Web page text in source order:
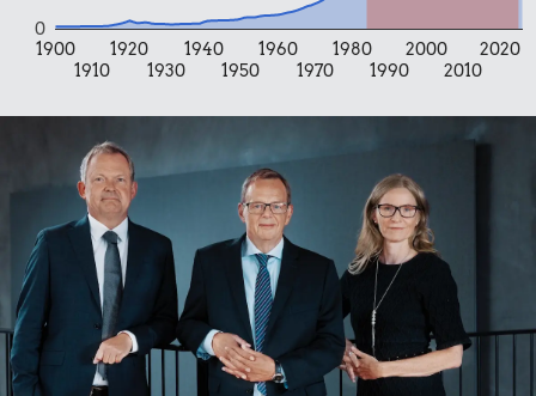
18 kr.
Pilsner
1,00 kr.
Tyggegummi
19 kr.
Samlet pris i 2025
1900
1910
1920
1930
1940
1950
1960
1970
1980
1990
2000
2010
2020
0